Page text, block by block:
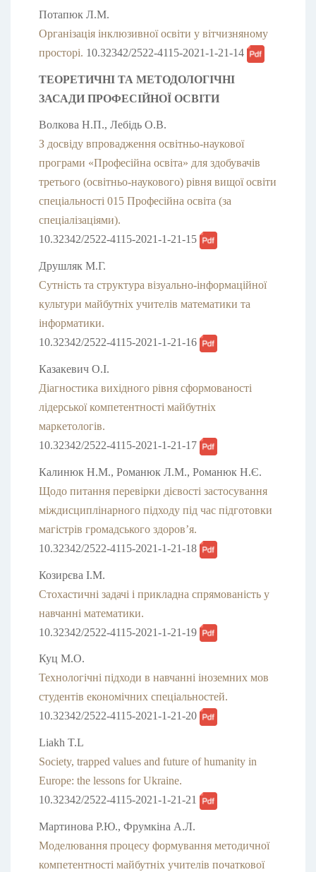
Потапюк Л.М.
Організація інклюзивної освіти у вітчизняному
просторі. 10.32342/2522-4115-2021-1-21-14
ТЕОРЕТИЧНІ ТА МЕТОДОЛОГІЧНІ
ЗАСАДИ ПРОФЕСІЙНОЇ ОСВІТИ
Волкова Н.П., Лебідь О.В.
З досвіду впровадження освітньо-наукової
програми «Професійна освіта» для здобувачів
третього (освітньо-наукового) рівня вищої освіти
спеціальності 015 Професійна освіта (за
спеціалізаціями).
10.32342/2522-4115-2021-1-21-15
Друшляк М.Г.
Сутність та структура візуально-інформаційної
культури майбутніх учителів математики та
інформатики.
10.32342/2522-4115-2021-1-21-16
Казакевич О.І.
Діагностика вихідного рівня сформованості
лідерської компетентності майбутніх
маркетологів.
10.32342/2522-4115-2021-1-21-17
Калинюк Н.М., Романюк Л.М., Романюк Н.Є.
Щодо питання перевірки дієвості застосування
міждисциплінарного підходу під час підготовки
магістрів громадського здоров’я.
10.32342/2522-4115-2021-1-21-18
Козирєва І.М.
Стохастичні задачі і прикладна спрямованість у
навчанні математики.
10.32342/2522-4115-2021-1-21-19
Куц М.О.
Технологічні підходи в навчанні іноземних мов
студентів економічних спеціальностей.
10.32342/2522-4115-2021-1-21-20
Liakh T.L
Society, trapped values and future of humanity in
Europe: the lessons for Ukraine.
10.32342/2522-4115-2021-1-21-21
Мартинова Р.Ю., Фрумкіна А.Л.
Моделювання процесу формування методичної
компетентності майбутніх учителів початкової